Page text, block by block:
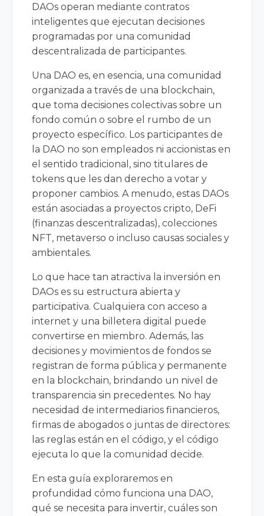
DAOs operan mediante contratos
inteligentes que ejecutan decisiones
programadas por una comunidad
descentralizada de participantes.
Una DAO es, en esencia, una comunidad
organizada a través de una blockchain,
que toma decisiones colectivas sobre un
fondo común o sobre el rumbo de un
proyecto específico. Los participantes de
la DAO no son empleados ni accionistas en
el sentido tradicional, sino titulares de
tokens que les dan derecho a votar y
proponer cambios. A menudo, estas DAOs
están asociadas a proyectos cripto, DeFi
(finanzas descentralizadas), colecciones
NFT, metaverso o incluso causas sociales y
ambientales.
Lo que hace tan atractiva la inversión en
DAOs es su estructura abierta y
participativa. Cualquiera con acceso a
internet y una billetera digital puede
convertirse en miembro. Además, las
decisiones y movimientos de fondos se
registran de forma pública y permanente
en la blockchain, brindando un nivel de
transparencia sin precedentes. No hay
necesidad de intermediarios financieros,
firmas de abogados o juntas de directores:
las reglas están en el código, y el código
ejecuta lo que la comunidad decide.
En esta guía exploraremos en
profundidad cómo funciona una DAO,
qué se necesita para invertir, cuáles son